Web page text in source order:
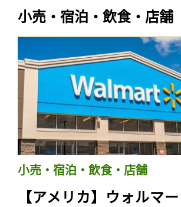
小売・宿泊・飲食・店舗
小売・宿泊・飲食・店舗
【アメリカ】ウォルマー